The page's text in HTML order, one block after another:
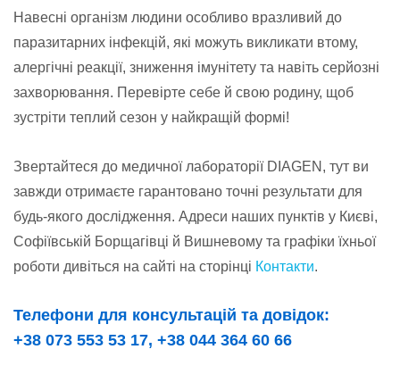
Навесні організм людини особливо вразливий до
паразитарних інфекцій, які можуть викликати втому,
алергічні реакції, зниження імунітету та навіть серйозні
захворювання. Перевірте себе й свою родину, щоб
зустріти теплий сезон у найкращій формі!
Звертайтеся до медичної лабораторії DIAGEN, тут ви
завжди отримаєте гарантовано точні результати для
будь-якого дослідження. Адреси наших пунктів у Києві,
Софіївській Борщагівці й Вишневому та графіки їхньої
роботи дивіться на сайті на сторінці Контакти.
Телефони для консультацій та довідок:
+38 073 553 53 17, +38 044 364 60 66